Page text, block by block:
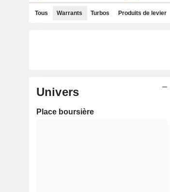
Tous Warrants Turbos Produits de levier
Univers
Place boursière